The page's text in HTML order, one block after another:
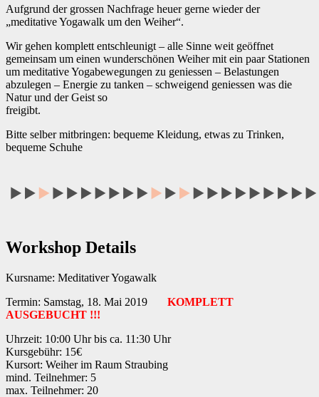
Aufgrund der grossen Nachfrage heuer gerne wieder der
„meditative Yogawalk um den Weiher“.
Wir gehen komplett entschleunigt – alle Sinne weit geöffnet
gemeinsam um einen wunderschönen Weiher mit ein paar Stationen
um meditative Yogabewegungen zu geniessen – Belastungen
abzulegen – Energie zu tanken – schweigend geniessen was die
Natur und der Geist so
freigibt.
Bitte selber mitbringen: bequeme Kleidung, etwas zu Trinken,
bequeme Schuhe
Workshop Details
Kursname: Meditativer Yogawalk
Termin: Samstag, 18. Mai 2019
KOMPLETT
AUSGEBUCHT !!!
Uhrzeit: 10:00 Uhr bis ca. 11:30 Uhr
Kursgebühr: 15€
Kursort: Weiher im Raum Straubing
mind. Teilnehmer: 5
max. Teilnehmer: 20